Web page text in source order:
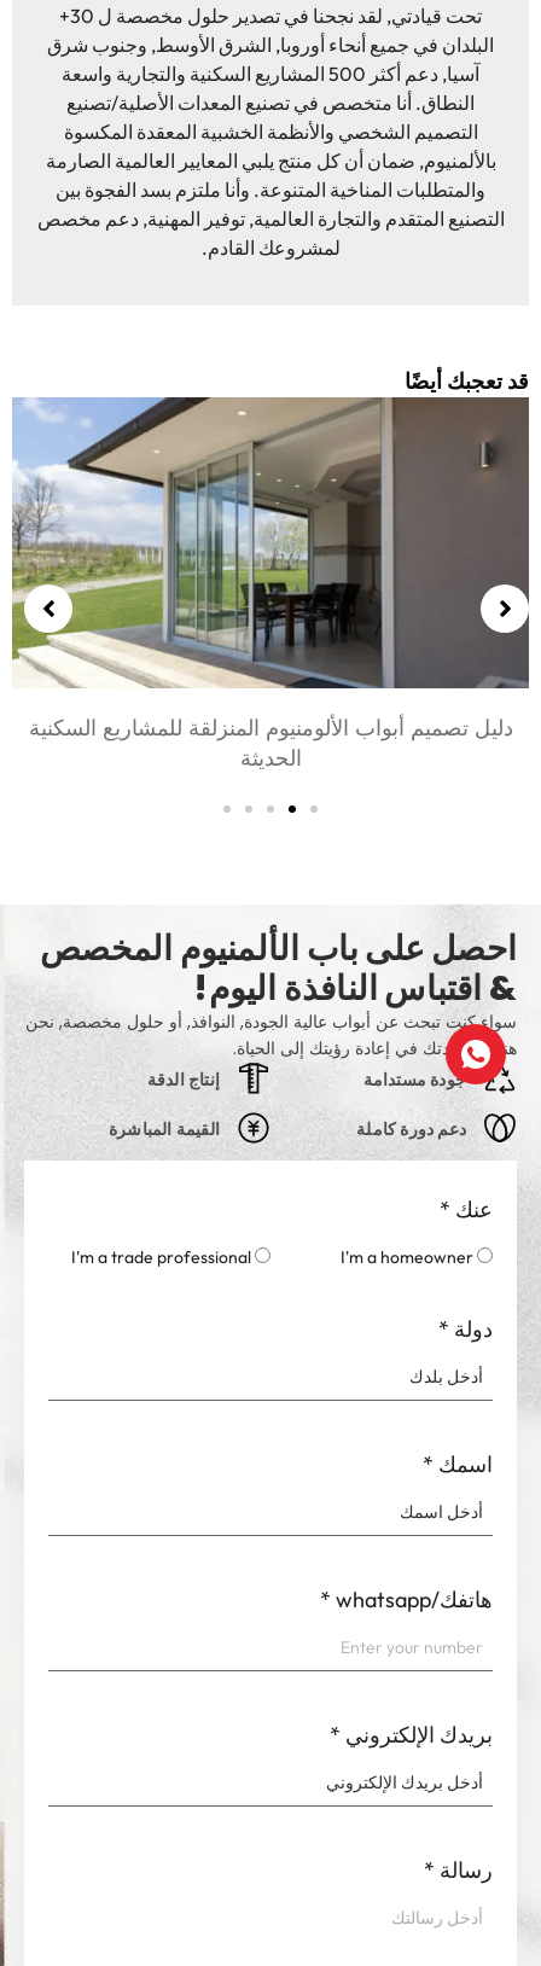
تحت قيادتي, لقد نجحنا في تصدير حلول مخصصة ل 30+
البلدان في جميع أنحاء أوروبا, الشرق الأوسط, وجنوب شرق
آسيا, دعم أكثر 500 المشاريع السكنية والتجارية واسعة
النطاق. أنا متخصص في تصنيع المعدات الأصلية/تصنيع
التصميم الشخصي والأنظمة الخشبية المعقدة المكسوة
بالألمنيوم, ضمان أن كل منتج يلبي المعايير العالمية الصارمة
والمتطلبات المناخية المتنوعة. وأنا ملتزم بسد الفجوة بين
التصنيع المتقدم والتجارة العالمية, توفير المهنية, دعم مخصص
لمشروعك القادم.
تعجبك أيضًا
دليل تصميم أبواب الألومنيوم المنزلقة للمشاريع السكنية
الحديثة
احصل على باب الألمنيوم المخصص
& اقتباس النافذة اليوم!
سواء كنت تبحث عن أبواب عالية الجودة, النوافذ, أو حلول مخصصة, نحن
هنا لمساعدتك في إعادة رؤيتك إلى الحياة.
جودة مستدامة
دعم دورة كاملة
إنتاج الدقة
القيمة المباشرة
عنك*
I'm a homeowner
I'm a trade professional
دولة *
اسمك*
هاتفك/whatsapp *
بريدك الإلكتروني*
رسالة *